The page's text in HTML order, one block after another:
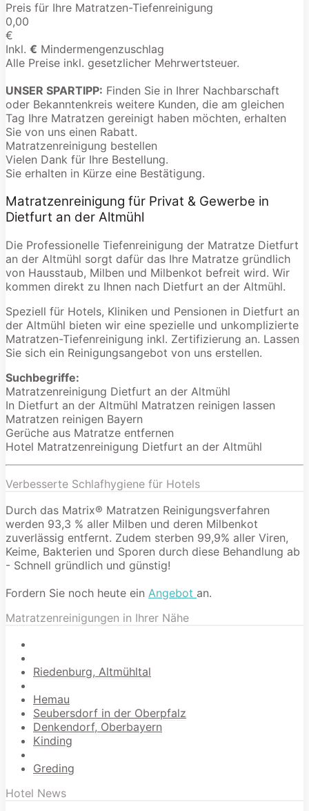
Preis für Ihre Matratzen-Tiefenreinigung
0,00
€
Inkl. € Mindermengenzuschlag
Alle Preise inkl. gesetzlicher Mehrwertsteuer.
UNSER SPARTIPP: Finden Sie in Ihrer Nachbarschaft
oder Bekanntenkreis weitere Kunden, die am gleichen
Tag Ihre Matratzen gereinigt haben möchten, erhalten
Sie von uns einen Rabatt.
Matratzenreinigung bestellen
Vielen Dank für Ihre Bestellung.
Sie erhalten in Kürze eine Bestätigung.
Matratzenreinigung für Privat & Gewerbe in
Dietfurt an der Altmühl
Die Professionelle Tiefenreinigung der Matratze Dietfurt
an der Altmühl sorgt dafür das Ihre Matratze gründlich
von Hausstaub, Milben und Milbenkot befreit wird. Wir
kommen direkt zu Ihnen nach Dietfurt an der Altmühl.
Speziell für Hotels, Kliniken und Pensionen in Dietfurt an
der Altmühl bieten wir eine spezielle und unkomplizierte
Matratzen-Tiefenreinigung inkl. Zertifizierung an. Lassen
Sie sich ein Reinigungsangebot von uns erstellen.
Suchbegriffe:
Matratzenreinigung Dietfurt an der Altmühl
In Dietfurt an der Altmühl Matratzen reinigen lassen
Matratzen reinigen Bayern
Gerüche aus Matratze entfernen
Hotel Matratzenreinigung Dietfurt an der Altmühl
Verbesserte Schlafhygiene für Hotels
Durch das Matrix® Matratzen Reinigungsverfahren
werden 93,3 % aller Milben und deren Milbenkot
zuverlässig entfernt. Zudem sterben 99,9% aller Viren,
Keime, Bakterien und Sporen durch diese Behandlung ab
- Schnell gründlich und günstig!
Fordern Sie noch heute ein Angebot an.
Matratzenreinigungen in Ihrer Nähe
Riedenburg, Altmühltal
Hemau
Seubersdorf in der Oberpfalz
Denkendorf, Oberbayern
Kinding
Greding
Hotel News